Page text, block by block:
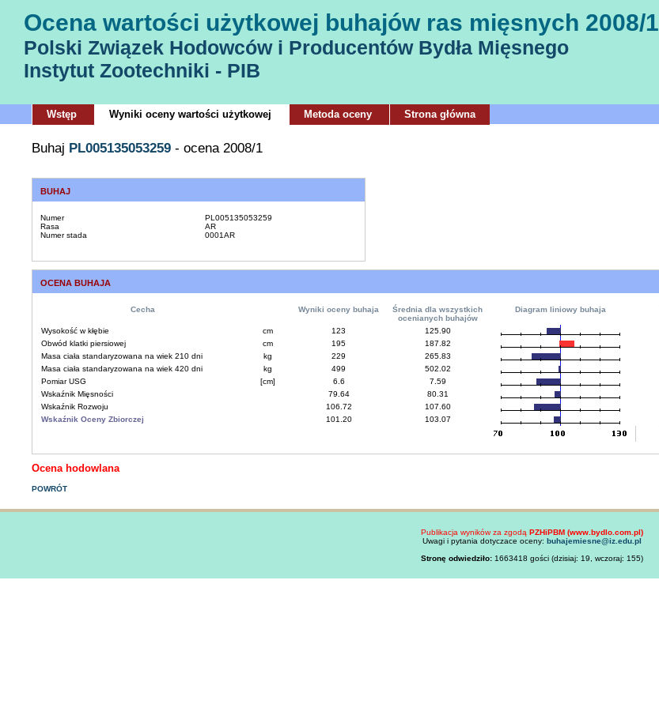
Ocena wartości użytkowej buhajów ras mięsnych 2008/1
Polski Związek Hodowców i Producentów Bydła Mięsnego
Instytut Zootechniki - PIB
Wstęp Wyniki oceny wartości użytkowej Metoda oceny Strona główna
Buhaj PL005135053259 - ocena 2008/1
BUHAJ
Numer
PL005135053259
Rasa
AR
Numer stada
0001AR
OCENA BUHAJA
Cecha Wyniki oceny buhaja
Średnia dla wszystkich
ocenianych buhajów
Diagram liniowy buhaja
Wysokość w kłębie cm 123 125.90
Obwód klatki piersiowej
cm 195 187.82
Masa ciała standaryzowana na wiek 210 dni
kg 229 265.83
Masa ciała standaryzowana na wiek 420 dni
kg 499 502.02
Pomiar USG
[cm] 6.6 7.59
Wskaźnik Mięsności
79.64 80.31
Wskaźnik Rozwoju
106.72 107.60
Wskaźnik Oceny Zbiorczej
101.20 103.07
Ocena hodowlana
POWRÓT
Publikacja wyników za zgodą PZHiPBM (www.bydlo.com.pl)
Uwagi i pytania dotyczace oceny: buhajemiesne@iz.edu.pl
Stronę odwiedziło:1663418 gości (dzisiaj: 19, wczoraj: 155)